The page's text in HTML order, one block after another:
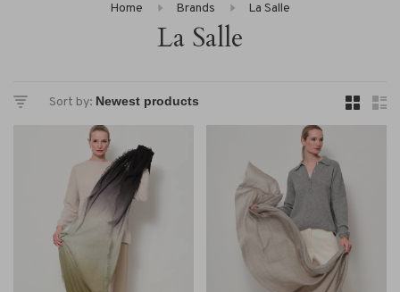
Home Brands La Salle
La Salle
Sort by: